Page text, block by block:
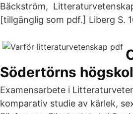
Bäckström,
[tillgänglig som pdf.] Liberg S.
Södertörns
Examensarbete i
komparativ studie av kärlek,